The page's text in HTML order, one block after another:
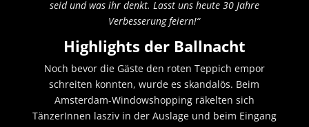
seid und was ihr denkt. Lasst uns heute 30 Jahre
Verbesserung feiern!“
Highlights der Ballnacht
Noch bevor die Gäste den roten Teppich empor
schreiten konnten, wurde es skandalös. Beim
Amsterdam-Windowshopping räkelten sich
TänzerInnen lasziv in der Auslage und beim Eingang